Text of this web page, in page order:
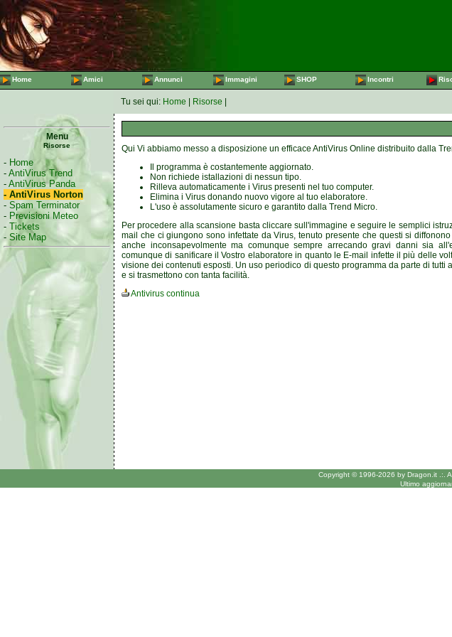
Home Amici Annunci Immagini SHOP Incontri
Tu sei qui: Home Risorse
Menu
Risorse
- Home
- AntiVirus Trend
- AntiVirus Panda
- AntiVirus Norton
- Spam Terminator
- Previsioni Meteo
- Tickets
- Site Map
Qui Vi abbiamo messo a disposizione un efficace AntiVirus Online distribuito dalla
Il programma è costantemente aggiornato.
Non richiede istallazioni di nessun tipo.
Rilleva automaticamente i Virus presenti nel tuo computer.
Elimina i Virus donando nuovo vigore al tuo elaboratore.
L'uso è assolutamente sicuro e garantito dalla Trend Micro.
Per procedere alla scansione basta cliccare sull'immagine e seguire le semplici
mail che ci giungono sono infettate da Virus, tenuto presente che questi si
anche inconsapevolmente ma comunque sempre arrecando gravi danni sia
comunque di sanificare il Vostro elaboratore in quanto le E-mail infette il più delle
visione dei contenuti esposti. Un uso periodico di questo programma da parte di
e si trasmettono con tanta facilità.
Antivirus continua
Copyright © 1996-2026 by Dragon.it .:.
Ultimo